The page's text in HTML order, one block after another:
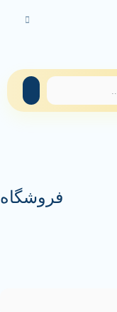
فروشگاه